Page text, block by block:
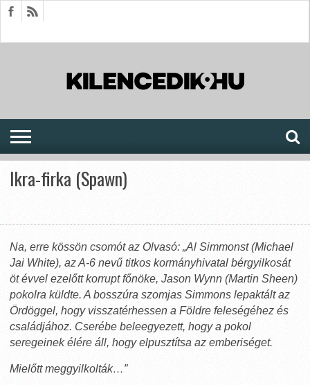
Ikra-firka (Spawn)
Na, erre kössön csomót az Olvasó: „Al Simmonst (Michael
Jai White), az A-6 nevű titkos kormányhivatal bérgyilkosát
öt évvel ezelőtt korrupt főnöke, Jason Wynn (Martin Sheen)
pokolra küldte. A bosszúra szomjas Simmons lepaktált az
Ördöggel, hogy visszatérhessen a Földre feleségéhez és
családjához. Cserébe beleegyezett, hogy a pokol
seregeinek élére áll, hogy elpusztítsa az emberiséget.
Mielőtt meggyilkolták…”